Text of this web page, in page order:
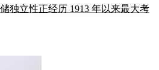
独立性正经历 1913 年以来最大考